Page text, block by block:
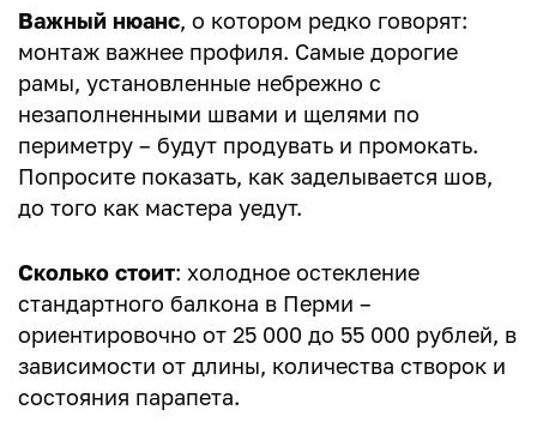
Важный нюанс, о котором редко говорят:
монтаж важнее профиля. Самые дорогие
рамы, установленные небрежно с
незаполненными швами и щелями по
периметру – будут продувать и промокать.
Попросите показать, как заделывается шов,
до того как мастера уедут.
Сколько стоит: холодное остекление
стандартного балкона в Перми –
ориентировочно от 25 000 до 55 000 рублей, в
зависимости от длины, количества створок и
состояния парапета.